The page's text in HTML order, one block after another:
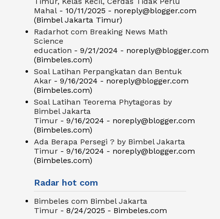
Mahal - 10/11/2025 - noreply@blogger.com
(Bimbel Jakarta Timur)
Radarhot com Breaking News Math
Science
education - 9/21/2024 - noreply@blogger.com
(Bimbeles.com)
Soal Latihan Perpangkatan dan Bentuk
Akar - 9/16/2024 - noreply@blogger.com
(Bimbeles.com)
Soal Latihan Teorema Phytagoras by
Bimbel Jakarta
Timur - 9/16/2024 - noreply@blogger.com
(Bimbeles.com)
Ada Berapa Persegi ? by Bimbel Jakarta
Timur - 9/16/2024 - noreply@blogger.com
(Bimbeles.com)
Radar hot com
Bimbeles com Bimbel Jakarta
Timur - 8/24/2025 - Bimbeles.com